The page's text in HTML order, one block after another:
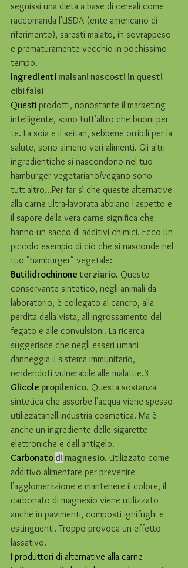
seguissi una dieta a base di cereali come
raccomanda l'USDA (ente americano di
riferimento), saresti malato, in sovrappeso
e prematuramente vecchio in pochissimo
tempo.
Ingredienti malsani nascosti in questi
cibi falsi
Questi prodotti, nonostante il marketing
intelligente, sono tutt'altro che buoni per
te. La soia e il seitan, sebbene orribili per la
salute, sono almeno veri alimenti. Gli altri
ingredientiche si nascondono nel tuo
hamburger vegetariano/vegano sono
tutt'altro...Per far sì che queste alternative
alla carne ultra-lavorata abbiano l'aspetto e
il sapore della vera carne significa che
hanno un sacco di additivi chimici. Ecco un
piccolo esempio di ciò che si nasconde nel
tuo "hamburger" vegetale:
Butilidrochinone terziario. Questo
conservante sintetico, negli animali da
laboratorio, è collegato al cancro, alla
perdita della vista, all'ingrossamento del
fegato e alle convulsioni. La ricerca
suggerisce che negli esseri umani
danneggia il sistema immunitario,
rendendoti vulnerabile alle malattie.3
Glicole propilenico. Questa sostanza
sintetica che assorbe l'acqua viene spesso
utilizzatanell'industria cosmetica. Ma è
anche un ingrediente delle sigarette
elettroniche e dell'antigelo.
Carbonato di magnesio. Utilizzato come
additivo alimentare per prevenire
l'agglomerazione e mantenere il colore, il
carbonato di magnesio viene utilizzato
anche in pavimenti, composti ignifughi e
estinguenti. Troppo provoca un effetto
lassativo.
I produttori di alternative alla carne